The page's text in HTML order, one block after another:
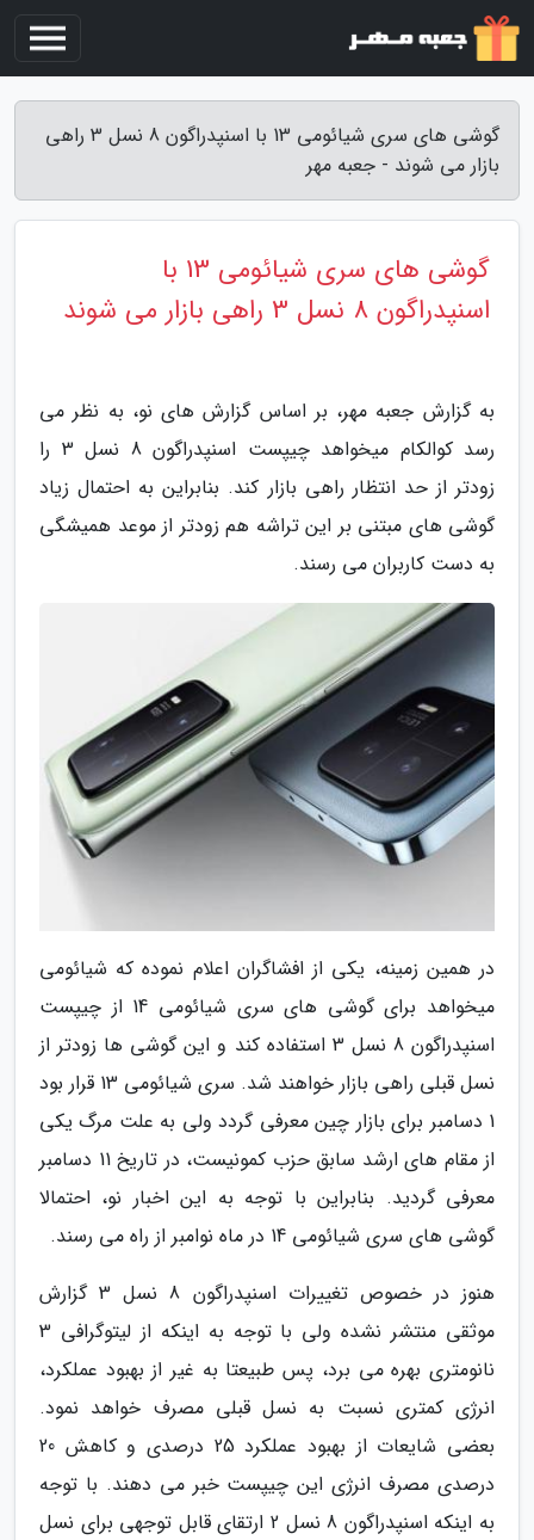
گوشی های سری شیائومی 13 با اسنپدراگون 8 نسل 3 راهی
بازار می شوند - جعبه مهر
گوشی های سری شیائومی 13 با
اسنپدراگون 8 نسل 3 راهی بازار می شوند
به گزارش جعبه مهر، بر اساس گزارش های نو، به نظر می
رسد کوالکام میخواهد چیپست اسنپدراگون 8 نسل 3 را
زودتر از حد انتظار راهی بازار کند. بنابراین به احتمال زیاد
گوشی های مبتنی بر این تراشه هم زودتر از موعد همیشگی
به دست کاربران می رسند.
در همین زمینه، یکی از افشاگران اعلام نموده که شیائومی
میخواهد برای گوشی های سری شیائومی 14 از چیپست
اسنپدراگون 8 نسل 3 استفاده کند و این گوشی ها زودتر از
نسل قبلی راهی بازار خواهند شد. سری شیائومی 13 قرار بود
1 دسامبر برای بازار چین معرفی گردد ولی به علت مرگ یکی
از مقام های ارشد سابق حزب کمونیست، در تاریخ 11 دسامبر
معرفی گردید. بنابراین با توجه به این اخبار نو، احتمالا
گوشی های سری شیائومی 14 در ماه نوامبر از راه می رسند.
هنوز در خصوص تغییرات اسنپدراگون 8 نسل 3 گزارش
موثقی منتشر نشده ولی با توجه به اینکه از لیتوگرافی 3
نانومتری بهره می برد، پس طبیعتا به غیر از بهبود عملکرد،
انرژی کمتری نسبت به نسل قبلی مصرف خواهد نمود.
بعضی شایعات از بهبود عملکرد 25 درصدی و کاهش 20
درصدی مصرف انرژی این چیپست خبر می دهند. با توجه
به اینکه اسنپدراگون 8 نسل 2 ارتقای قابل توجهی برای نسل